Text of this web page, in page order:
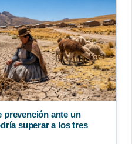
prevención ante un
superar a los tres